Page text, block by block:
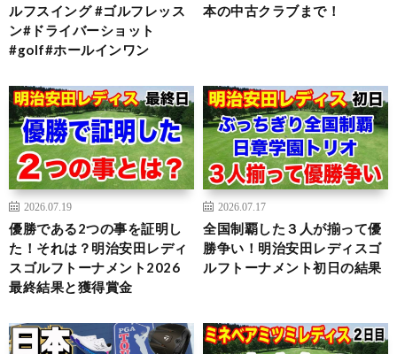
ルフスイング #ゴルフレッス
ン#ドライバーショット
#golf#ホールインワン
本の中古クラブまで！
2026.07.19
優勝である2つの事を証明し
た！それは？明治安田レディ
スゴルフトーナメント2026
最終結果と獲得賞金
2026.07.17
全国制覇した３人が揃って優
勝争い！明治安田レディスゴ
ルフトーナメント初日の結果